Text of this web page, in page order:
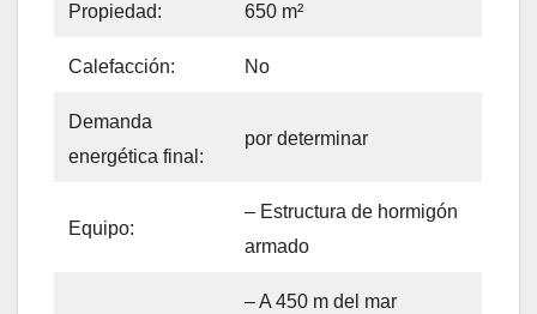
Propiedad: 650 m²
Calefacción: No
Demanda
energética final:
por determinar
Equipo:
– Estructura de hormigón
armado
– A 450 m del mar